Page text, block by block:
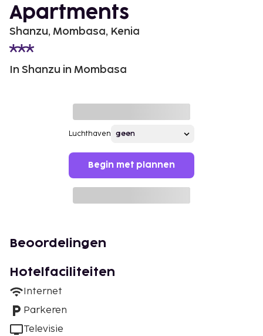
Apartments
Shanzu, Mombasa, Kenia
In Shanzu in Mombasa
Luchthaven
Begin met plannen
Beoordelingen
Hotelfaciliteiten
Internet
Parkeren
Televisie